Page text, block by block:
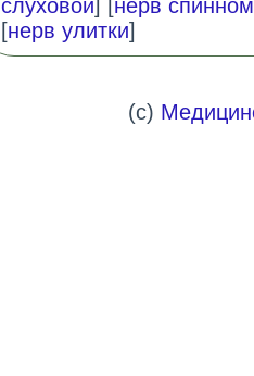
слуховой] [нерв
[нерв улитки]
(c)